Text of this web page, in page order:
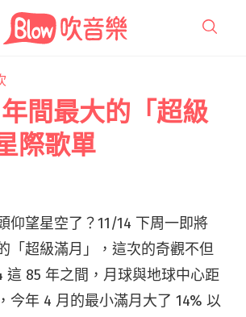
間最大的「超級
際歌單
仰望星空了？11/14 下周一即將
「超級滿月」，這次的奇觀不但
這 85 年之間，月球與地球中心距
今年 4 月的最小滿月大了 14% 以